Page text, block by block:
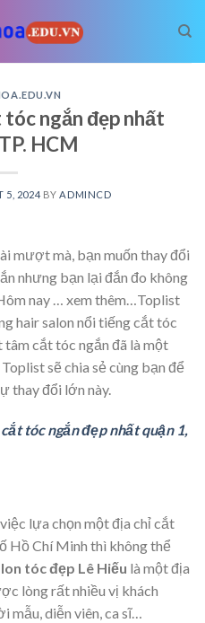
ngắn đẹp nhất
HCM
5, 2024 BY ADMINCD
mượt mà, bạn muốn thay đổi
nhưng bạn lại đắn đo không
nay
… xem thêm… Toplist
hair salon nổi tiếng cắt tóc
cắt tóc ngắn đã là một
sẽ chia sẻ cùng bạn để
thay đổi lớn này.
tóc ngắn đẹp nhất quận 1,
lựa chọn một địa chỉ cắt
Hồ Chí Minh thì không thể
tóc đẹp Lê Hiếu là một địa
lòng rất nhiều vị khách
mẫu, diễn viên, ca sĩ…